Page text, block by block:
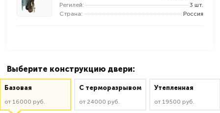
Регилей:
3 шт.
Страна:
Россия
Выберите конструкцию двери:
Базовая
от 16000 руб.
C терморазрывом
от 24000 руб.
Утепленная
от 19500 руб.